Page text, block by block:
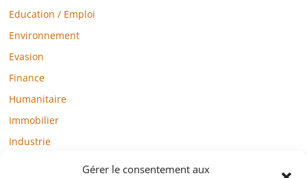
Gérer le consentement aux
Education / Emploi
Environnement
Evasion
Finance
Humanitaire
Immobilier
Industrie